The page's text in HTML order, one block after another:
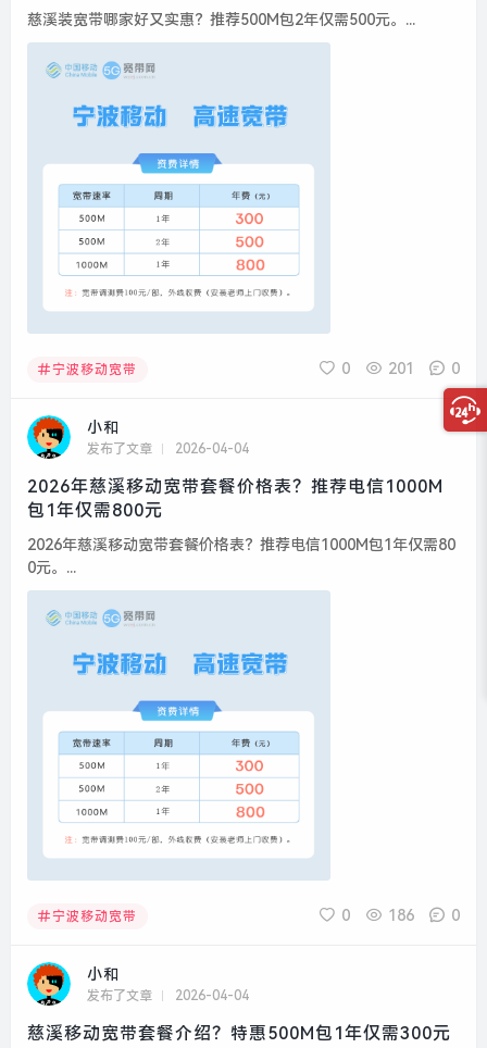
慈溪装宽带哪家好又实惠？推荐500M包2年仅需500元。...
宁波移动宽带 0 201 0
小和
发布了文章 2026-04-04
2026年慈溪移动宽带套餐价格表？推荐电信1000M
包1年仅需800元
2026年慈溪移动宽带套餐价格表？推荐电信1000M包1年仅需80
0元。...
宁波移动宽带 0 186 0
小和
发布了文章 2026-04-04
慈溪移动宽带套餐介绍？特惠500M包1年仅需300元